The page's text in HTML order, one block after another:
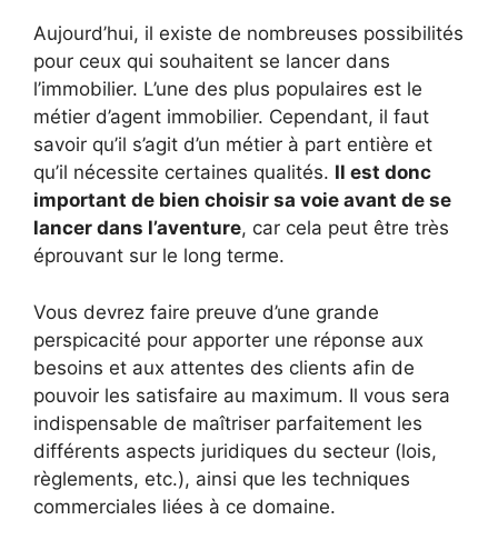
Aujourd’hui, il existe de nombreuses possibilités
pour ceux qui souhaitent se lancer dans
l’immobilier. L’une des plus populaires est le
métier d’agent immobilier. Cependant, il faut
savoir qu’il s’agit d’un métier à part entière et
qu’il nécessite certaines qualités. Il est donc
important de bien choisir sa voie avant de se
lancer dans l’aventure, car cela peut être très
éprouvant sur le long terme.
Vous devrez faire preuve d’une grande
perspicacité pour apporter une réponse aux
besoins et aux attentes des clients afin de
pouvoir les satisfaire au maximum. Il vous sera
indispensable de maîtriser parfaitement les
différents aspects juridiques du secteur (lois,
règlements, etc.), ainsi que les techniques
commerciales liées à ce domaine.